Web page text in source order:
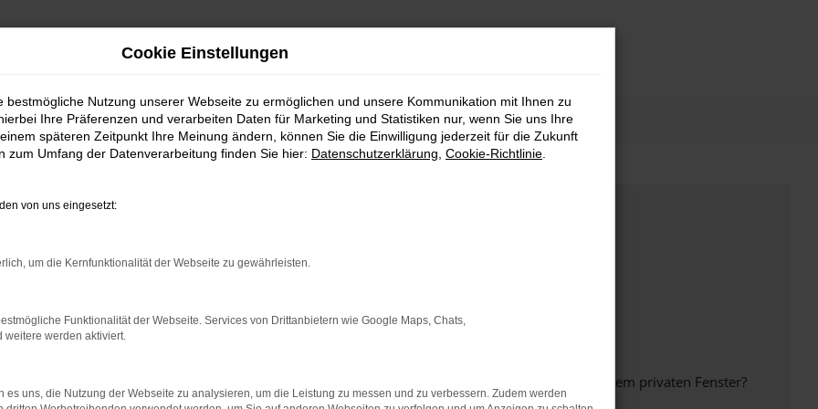
bestimmter Seiten verhindern. Funktioniert die Seite in einem anderen Browser oder in einem privaten Fenster?
Cookie Einstellungen
bestmögliche Nutzung unserer Webseite zu ermöglichen und unsere Kommunikation mit Ihnen zu
Ihre Präferenzen und verarbeiten Daten für Marketing und Statistiken nur, wenn Sie uns Ihre
späteren Zeitpunkt Ihre Meinung ändern, können Sie die Einwilligung jederzeit für die Zukunft
zum Umfang der Datenverarbeitung finden Sie hier: Datenschutzerklärung Cookie-Richtlinie
von uns eingesetzt:
um die Kernfunktionalität der Webseite zu gewährleisten.
Funktionalität der Webseite. Services von Drittanbietern wie Google Maps, Chats,
weitere werden aktiviert.
es uns, die Nutzung der Webseite zu analysieren, um die Leistung zu messen und zu verbessern. Zudem werden